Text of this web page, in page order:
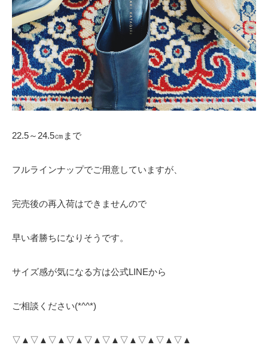
22.5～24.5㎝まで
フルラインナップでご用意していますが、
完売後の再入荷はできませんので
早い者勝ちになりそうです。
サイズ感が気になる方は公式LINEから
ご相談ください(*^^*)
▽▲▽▲▽▲▽▲▽▲▽▲▽▲▽▲▽▲▽▲